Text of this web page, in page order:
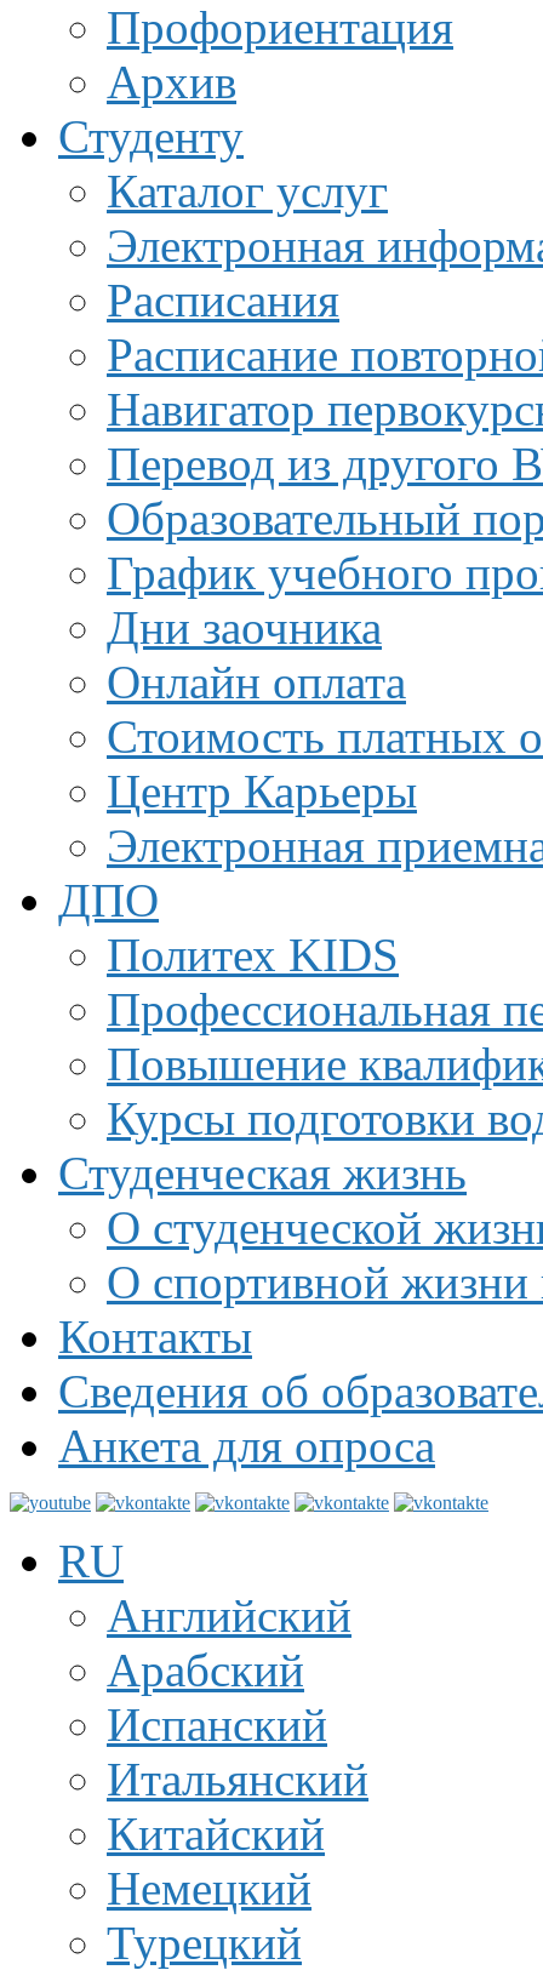
Профориентация
Архив
Студенту
Каталог услуг
Электронная
Расписания
Расписание
Навигатор
Перевод из другого
Образовательный
График учебного
Дни заочника
Онлайн оплата
Стоимость платных
Центр Карьеры
Электронная
ДПО
Политех KIDS
Профессиональная
Повышение
Курсы подготовки
Студенческая жизнь
О студенческой
О спортивной жизни
Контакты
Сведения об
Анкета для опроса
RU
Английский
Арабский
Испанский
Итальянский
Китайский
Немецкий
Турецкий